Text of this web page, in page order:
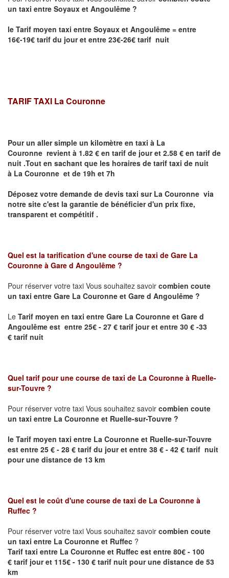
un taxi entre Soyaux et Angoulême ?
le Tarif moyen taxi entre Soyaux et Angoulême = entre
16€-19€ tarif du jour et entre 23€-26€ tarif nuit
TARIF TAXI La Couronne
Pour un aller simple un kilomètre en taxi à La
Couronne revient à 1.82 € en tarif de jour et 2.58 € en tarif de
nuit .Tout en sachant que les horaires de tarif taxi de nuit
à La Couronne et de 19h et 7h
Déposez votre demande de devis taxi sur La Couronne via
notre site c'est la garantie de bénéficier d'un prix fixe,
transparent et compétitif .
Quel est la tarification d'une course de taxi de Gare La
Couronne à Gare d Angoulême ?
Pour réserver votre taxi Vous souhaitez savoir combien coute
un taxi entre Gare La Couronne et Gare d Angoulême ?
Le Tarif moyen en taxi entre Gare La Couronne et Gare d
Angoulême est entre 25€ - 27 € tarif jour et entre 30 € -33
€ tarif nuit
Quel tarif pour une course de taxi de La Couronne à Ruelle-
sur-Touvre ?
Pour réserver votre taxi Vous souhaitez savoir combien coute
un taxi entre La Couronne et Ruelle-sur-Touvre ?
le Tarif moyen taxi entre La Couronne et Ruelle-sur-Touvre
est entre 25 € - 28 € tarif du jour et entre 38 € - 42 € tarif nuit
pour une distance de 13 km
Quel est le coût d'une course de taxi de La Couronne à
Ruffec ?
Pour réserver votre taxi Vous souhaitez savoir combien coute
un taxi entre La Couronne et Ruffec ?
Tarif taxi entre La Couronne et Ruffec est entre 80€ - 100
€ tarif jour et 115€ - 130 € tarif nuit pour une distance de 53
km